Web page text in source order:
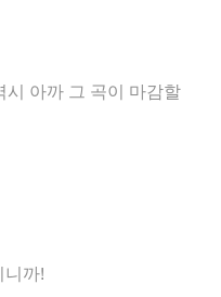
아까 그 곡이 마감할
니까!